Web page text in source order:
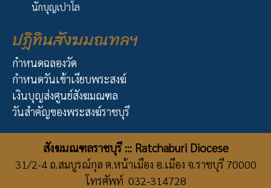
นักบุญเปาโล
ปฏิทินสังฆมณฑลฯ
กำหนดฉลองวัด
กำหนดวันเข้าเงียบพระสงฆ์
เงินบุญส่งศูนย์สังฆมณฑล
วันสำคัญของพระสงฆ์ราชบุรี
สังฆมณฑลราชบุรี ::: Ratchaburi Diocese
31/2-4 ถ.สมบูรณ์กุล ต.หน้าเมือง อ.เมือง จ.ราชบุรี 70000
โทรศัพท์ 032-314728